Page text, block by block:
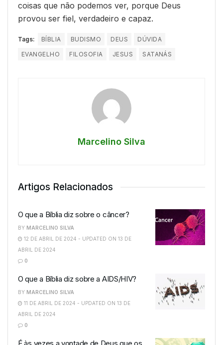
coisas que não podemos ver, porque Deus
provou ser fiel, verdadeiro e capaz.
Tags: BÍBLIA BUDISMO DEUS
DÚVIDA
EVANGELHO
FILOSOFIA JESUS SATANÁS
Marcelino Silva
Artigos Relacionados
O que a Bíblia diz sobre o câncer?
BY MARCELINO SILVA
12 DE ABRIL DE 2024 - UPDATED ON 13 DE
ABRIL DE 2024
0
O que a Bíblia diz sobre a AIDS/HIV?
BY MARCELINO SILVA
11 DE ABRIL DE 2024 - UPDATED ON 13 DE
ABRIL DE 2024
0